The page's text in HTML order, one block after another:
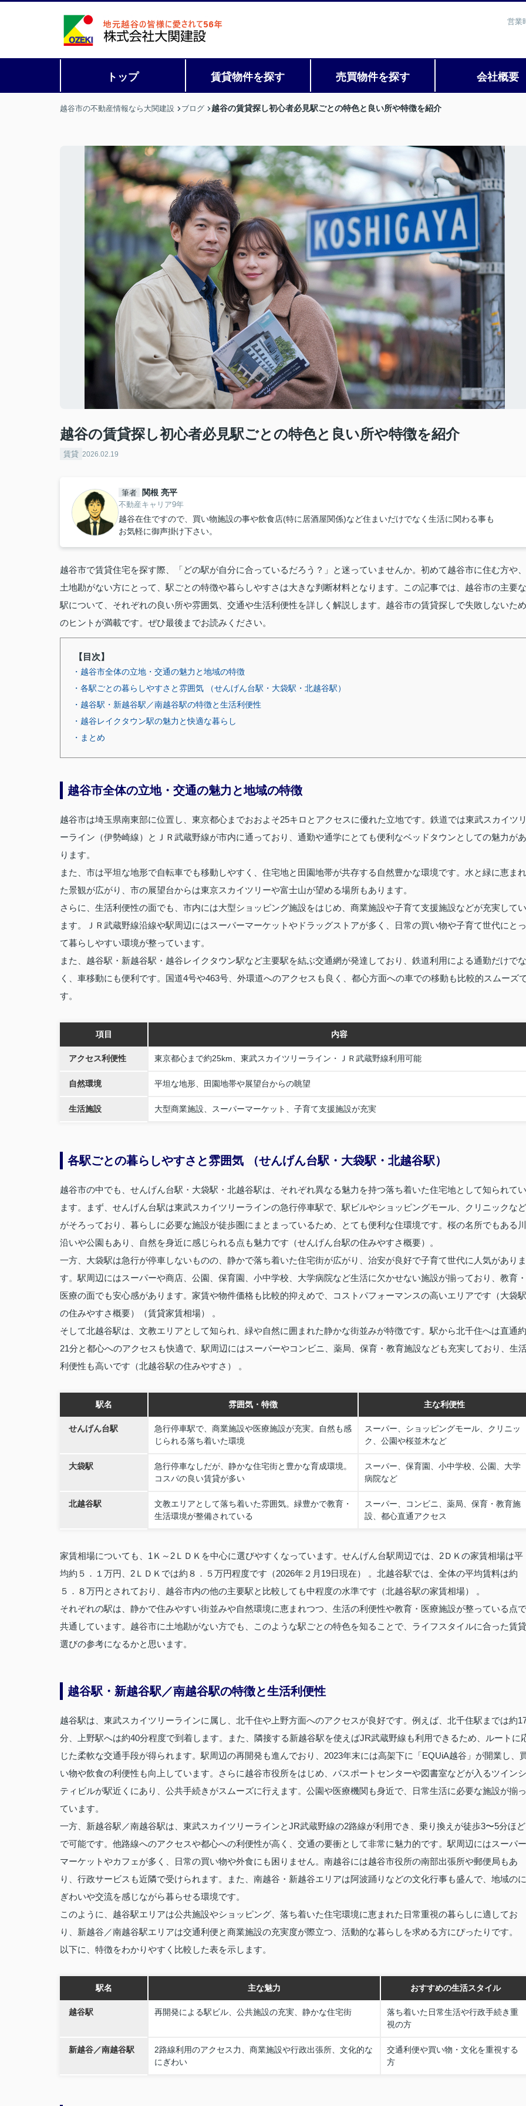
営業
トップ 賃貸物件を探す 売買物件を探す 会社概要
越谷市の不動産情報なら大関建設 ブログ 越谷の賃貸探し初心者必見駅ごとの特色と良い所や特徴を紹介
越谷の賃貸探し初心者必見駅ごとの特色と良い所や特徴を紹介
賃貸 2026.02.19
筆者 関根 亮平
不動産キャリア9年
越谷在住ですので、買い物施設の事や飲食店(特に居酒屋関係)など住まいだけでなく生活に関わる事も
お気軽に御声掛け下さい。
越谷市で賃貸住宅を探す際、「どの駅が自分に合っているだろう？」と迷っていませんか。初めて越谷市に住む方や、
土地勘がない方にとって、駅ごとの特徴や暮らしやすさは大きな判断材料となります。この記事では、越谷市の主要な
駅について、それぞれの良い所や雰囲気、交通や生活利便性を詳しく解説します。越谷市の賃貸探しで失敗しないため
のヒントが満載です。ぜひ最後までお読みください。
【目次】
・越谷市全体の立地・交通の魅力と地域の特徴
・各駅ごとの暮らしやすさと雰囲気 （せんげん台駅・大袋駅・北越谷駅）
・越谷駅・新越谷駅／南越谷駅の特徴と生活利便性
・越谷レイクタウン駅の魅力と快適な暮らし
・まとめ
越谷市全体の立地・交通の魅力と地域の特徴
越谷市は埼玉県南東部に位置し、東京都心までおおよそ25キロとアクセスに優れた立地です。鉄道では東武スカイツ
ーライン（伊勢崎線）とＪＲ武蔵野線が市内に通っており、通勤や通学にとても便利なベッドタウンとしての魅力があ
ります。
また、市は平坦な地形で自転車でも移動しやすく、住宅地と田園地帯が共存する自然豊かな環境です。水と緑に恵まれ
た景観が広がり、市の展望台からは東京スカイツリーや富士山が望める場所もあります。
さらに、生活利便性の面でも、市内には大型ショッピング施設をはじめ、商業施設や子育て支援施設などが充実してい
ます。ＪＲ武蔵野線沿線や駅周辺にはスーパーマーケットやドラッグストアが多く、日常の買い物や子育て世代にとっ
て暮らしやすい環境が整っています。
また、越谷駅・新越谷駅・越谷レイクタウン駅など主要駅を結ぶ交通網が発達しており、鉄道利用による通勤だけでな
く、車移動にも便利です。国道4号や463号、外環道へのアクセスも良く、都心方面への車での移動も比較的スムーズ
す。
項目 内容
アクセス利便性 東京都心まで約25km、東武スカイツリーライン・ＪＲ武蔵野線利用可能
自然環境 平坦な地形、田園地帯や展望台からの眺望
生活施設 大型商業施設、スーパーマーケット、子育て支援施設が充実
各駅ごとの暮らしやすさと雰囲気 （せんげん台駅・大袋駅・北越谷駅）
越谷市の中でも、せんげん台駅・大袋駅・北越谷駅は、それぞれ異なる魅力を持つ落ち着いた住宅地として知られてい
ます。まず、せんげん台駅は東武スカイツリーラインの急行停車駅で、駅ビルやショッピングモール、クリニックなど
がそろっており、暮らしに必要な施設が徒歩圏にまとまっているため、とても便利な住環境です。桜の名所でもある川
沿いや公園もあり、自然を身近に感じられる点も魅力です（せんげん台駅の住みやすさ概要）。
一方、大袋駅は急行が停車しないものの、静かで落ち着いた住宅街が広がり、治安が良好で子育て世代に人気がありま
す。駅周辺にはスーパーや商店、公園、保育園、小中学校、大学病院など生活に欠かせない施設が揃っており、教育・
医療の面でも安心感があります。家賃や物件価格も比較的抑えめで、コストパフォーマンスの高いエリアです（大袋駅
の住みやすさ概要）（賃貸家賃相場） 。
そして北越谷駅は、文教エリアとして知られ、緑や自然に囲まれた静かな街並みが特徴です。駅から北千住へは直通約
21分と都心へのアクセスも快適で、駅周辺にはスーパーやコンビニ、薬局、保育・教育施設なども充実しており、生
利便性も高いです（北越谷駅の住みやすさ） 。
駅名 雰囲気・特徴 主な利便性
せんげん台駅
急行停車駅で、商業施設や医療施設が充実。自然も感
じられる落ち着いた環境
スーパー、ショッピングモール、クリニッ
ク、公園や桜並木など
大袋駅
急行停車なしだが、静かな住宅街と豊かな育成環境。
コスパの良い賃貸が多い
スーパー、保育園、小中学校、公園、大学
病院など
北越谷駅
文教エリアとして落ち着いた雰囲気。緑豊かで教育・
生活環境が整備されている
スーパー、コンビニ、薬局、保育・教育施
設、都心直通アクセス
家賃相場についても、1Ｋ～2ＬＤＫを中心に選びやすくなっています。せんげん台駅周辺では、2ＤＫの家賃相場は平
均約５．１万円、2ＬＤＫでは約８．５万円程度です（2026年２月19日現在） 。北越谷駅では、全体の平均賃料は約
５．８万円とされており、越谷市内の他の主要駅と比較しても中程度の水準です（北越谷駅の家賃相場） 。
それぞれの駅は、静かで住みやすい街並みや自然環境に恵まれつつ、生活の利便性や教育・医療施設が整っている点で
共通しています。越谷市に土地勘がない方でも、このような駅ごとの特色を知ることで、ライフスタイルに合った賃貸
選びの参考になるかと思います。
越谷駅・新越谷駅／南越谷駅の特徴と生活利便性
越谷駅は、東武スカイツリーラインに属し、北千住や上野方面へのアクセスが良好です。例えば、北千住駅までは約
分、上野駅へは約40分程度で到着します。また、隣接する新越谷駅を使えばJR武蔵野線も利用できるため、ルートに
じた柔軟な交通手段が得られます。駅周辺の再開発も進んでおり、2023年末には高架下に「EQUiA越谷」が開業し、
い物や飲食の利便性も向上しています。さらに越谷市役所をはじめ、パスポートセンターや図書室などが入るツインシ
ティビルが駅近くにあり、公共手続きがスムーズに行えます。公園や医療機関も身近で、日常生活に必要な施設が揃っ
ています。
一方、新越谷駅／南越谷駅は、東武スカイツリーラインとJR武蔵野線の2路線が利用でき、乗り換えが徒歩3〜5分ほど
で可能です。他路線へのアクセスや都心への利便性が高く、交通の要衝として非常に魅力的です。駅周辺にはスーパー
マーケットやカフェが多く、日常の買い物や外食にも困りません。南越谷には越谷市役所の南部出張所や郵便局もあ
り、行政サービスも近隣で受けられます。また、南越谷・新越谷エリアは阿波踊りなどの文化行事も盛んで、地域のに
ぎわいや交流を感じながら暮らせる環境です。
このように、越谷駅エリアは公共施設やショッピング、落ち着いた住宅環境に恵まれた日常重視の暮らしに適してお
り、新越谷／南越谷駅エリアは交通利便と商業施設の充実度が際立つ、活動的な暮らしを求める方にぴったりです。
以下に、特徴をわかりやすく比較した表を示します。
駅名 主な魅力 おすすめの生活スタイル
越谷駅 再開発による駅ビル、公共施設の充実、静かな住宅街
落ち着いた日常生活や行政手続き重
視の方
新越谷／南越谷駅
2路線利用のアクセス力、商業施設や行政出張所、文化的な
にぎわい
交通利便や買い物・文化を重視する
方